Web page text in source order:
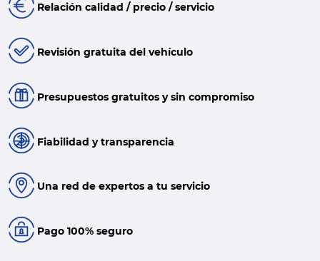
Relación calidad / precio / servicio
Revisión gratuita del vehículo
Presupuestos gratuitos y sin compromiso
Fiabilidad y transparencia
Una red de expertos a tu servicio
Pago 100% seguro